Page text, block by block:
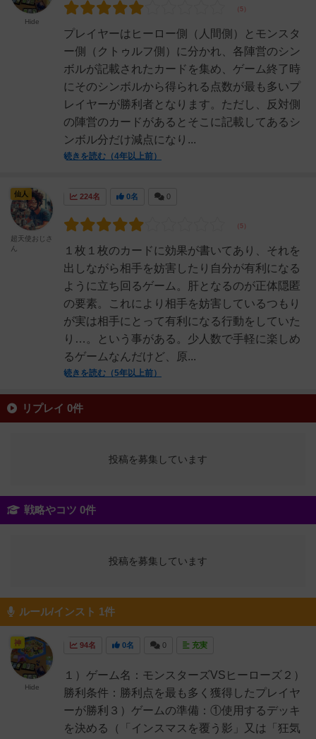
プレイヤーはヒーロー側（人間側）とモンスタ
ー側（クトゥルフ側）に分かれ、各陣営のシン
ボルが記載されたカードを集め、ゲーム終了時
にそのシンボルから得られる点数が最も多いプ
レイヤーが勝利者となります。ただし、反対側
の陣営のカードがあるとそこに記載してあるシ
ンボル分だけ減点になり...
続きを読む（4年以上前）
Hide
224名 0名 0
１枚１枚のカードに効果が書いてあり、それを
出しながら相手を妨害したり自分が有利になる
ように立ち回るゲーム。肝となるのが正体隠匿
の要素。これにより相手を妨害しているつもり
が実は相手にとって有利になる行動をしていた
り…。という事がある。少人数で手軽に楽しめ
るゲームなんだけど、原...
続きを読む（5年以上前）
仙人
超天使おじさ
ん
リプレイ 0件
投稿を募集しています
戦略やコツ 0件
投稿を募集しています
ルール/インスト 1件
94名 0名 0 充実
１）ゲーム名：モンスターズVSヒーローズ２）
勝利条件：勝利点を最も多く獲得したプレイヤ
ーが勝利３）ゲームの準備：①使用するデッキ
を決める（「インスマスを覆う影」又は「狂気
神
Hide